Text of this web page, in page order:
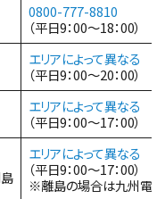
0800-777-8810
（平日9：00～18：00）
エリアによって異なる
（平日9：00～20：00）
エリアによって異なる
（平日9：00～17：00）
エリアによって異なる
（平日9：00～17：00）
※離島の場合は九州電